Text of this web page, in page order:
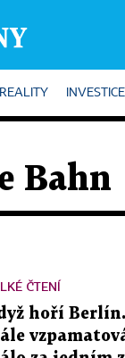
REALITY INVESTICE
Bahn
ČTENÍ
hoří